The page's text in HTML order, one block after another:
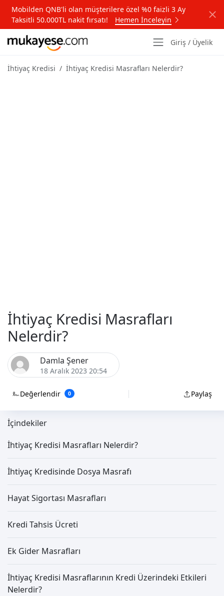
Mobilden QNB'li olan müşterilere özel %0 faizli 3 Ay
Taksitli 50.000TL nakit fırsatı!
Hemen İnceleyin
Giriş / Üyelik
İhtiyaç Kredisi İhtiyaç Kredisi Masrafları Nelerdir?
İhtiyaç Kredisi Masrafları
Nelerdir?
Damla Şener
18 Aralık 2023 20:54
Değerlendir 0 Paylaş
İçindekiler
İhtiyaç Kredisi Masrafları Nelerdir?
İhtiyaç Kredisinde Dosya Masrafı
Hayat Sigortası Masrafları
Kredi Tahsis Ücreti
Ek Gider Masrafları
İhtiyaç Kredisi Masraflarının Kredi Üzerindeki Etkileri
Nelerdir?